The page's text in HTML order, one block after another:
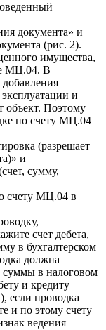
документа» и
(рис. 2).
имущества,
МЦ.04. В
добавления
и
объект. Поэтому
по счету МЦ.04
(разрешает
и
сумму,
счету МЦ.04 в
счет дебета,
в бухгалтерском
должна
суммы в налоговом
и кредиту
если проводка
и по этому счету
ведения